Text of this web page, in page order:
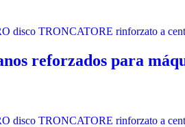
reforzados para